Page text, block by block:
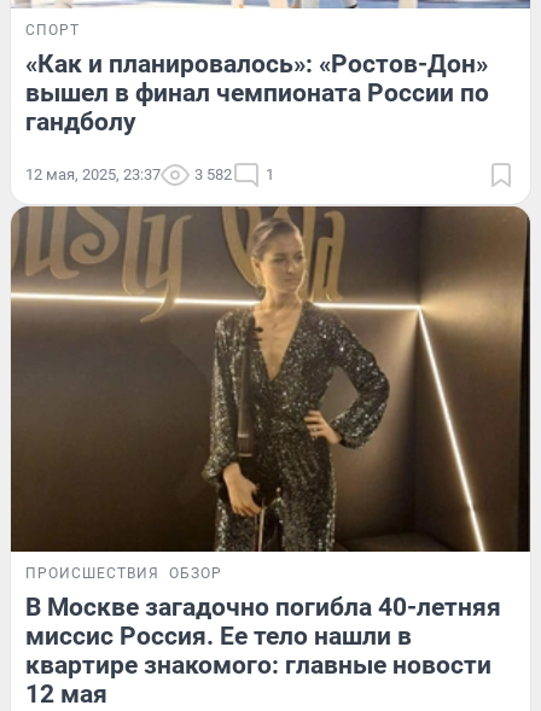
СПОРТ
«Как и планировалось»: «Ростов-Дон»
вышел в финал чемпионата России по
гандболу
12 мая, 2025, 23:37 3 582 1
ПРОИСШЕСТВИЯ ОБЗОР
В Москве загадочно погибла 40-летняя
миссис Россия. Ее тело нашли в
квартире знакомого: главные новости
12 мая